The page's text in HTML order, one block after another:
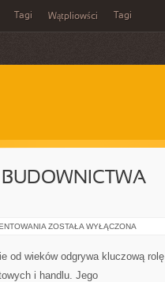
Tagi Wątpliowści Tagi
MAJESTATYCZNE
MORSKIEGO
ZOSTAŁA WYŁĄCZONA
od wieków odgrywa kluczową rolę
i handlu. Jego